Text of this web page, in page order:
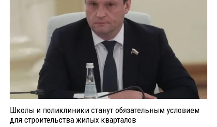
Школы и поликлиники станут обязательным условием
для строительства жилых кварталов